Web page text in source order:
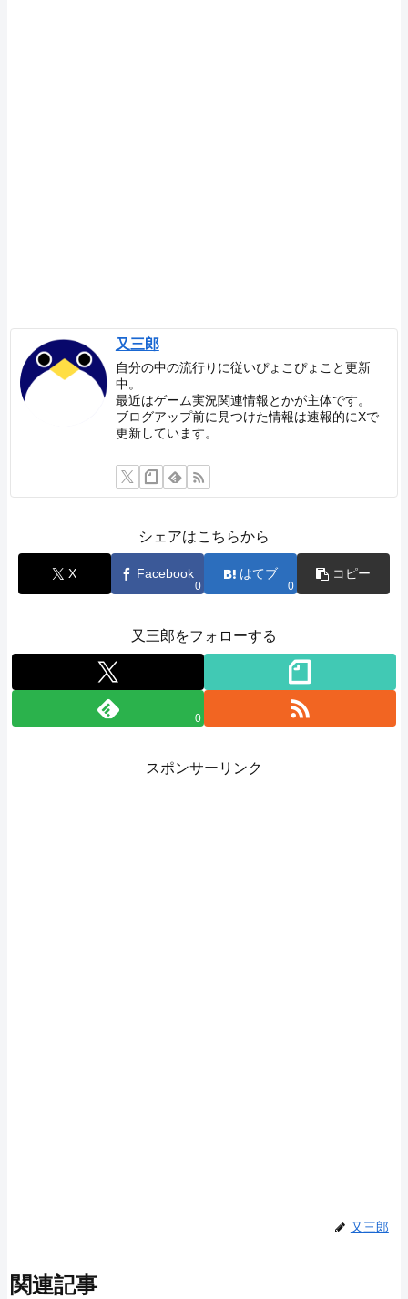
又三郎
自分の中の流行りに従いぴょこぴょこと更新
中。
最近はゲーム実況関連情報とかが主体です。
ブログアップ前に見つけた情報は速報的にXで
更新しています。
シェアはこちらから
X Facebook
0
はてブ
0
コピー
又三郎をフォローする
0
スポンサーリンク
又三郎
関連記事